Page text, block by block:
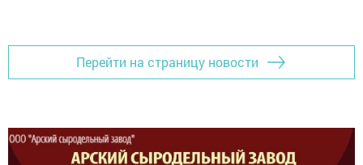
Перейти на страницу новости